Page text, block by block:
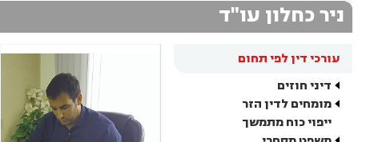
ניר כחלון עו"ד
עורכי דין לפי תחום
דיני חוזים
מומחים לדין הזר
ייפוי כוח מתמשך